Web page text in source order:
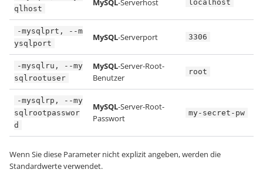
qlhost
MySQL-Serverhost localhost
-mysqlprt, --m
ysqlport
MySQL-Serverport 3306
-mysqlru, --my
sqlrootuser
MySQL-Server-Root-
Benutzer
root
-mysqlrp, --my
sqlrootpasswor
d
MySQL-Server-Root-
Passwort
my-secret-pw
Wenn Sie diese Parameter nicht explizit angeben, werden die
Standardwerte verwendet.